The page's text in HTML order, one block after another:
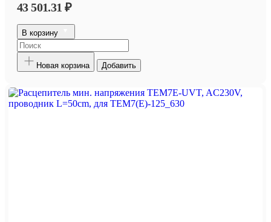
43 501.31 ₽
В корзину
Новая корзина Добавить